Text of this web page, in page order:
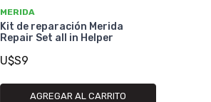
MERIDA
Kit de reparación Merida
Repair Set all in Helper
U$S9
AGREGAR AL CARRITO